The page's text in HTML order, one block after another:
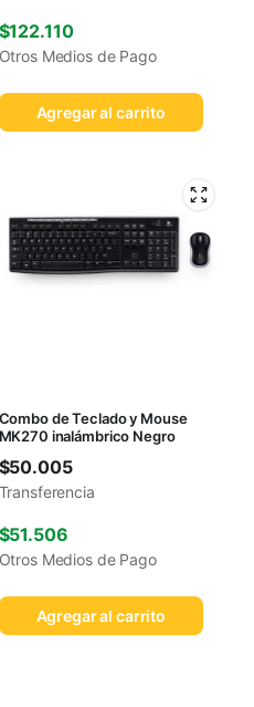
$122.110
Otros Medios de Pago
Agregar al carrito
Combo de Teclado y Mouse
MK270 inalámbrico Negro
$50.005
Transferencia
$51.506
Otros Medios de Pago
Agregar al carrito